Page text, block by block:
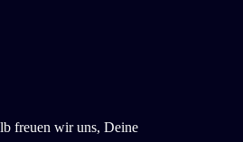
freuen wir uns, Deine